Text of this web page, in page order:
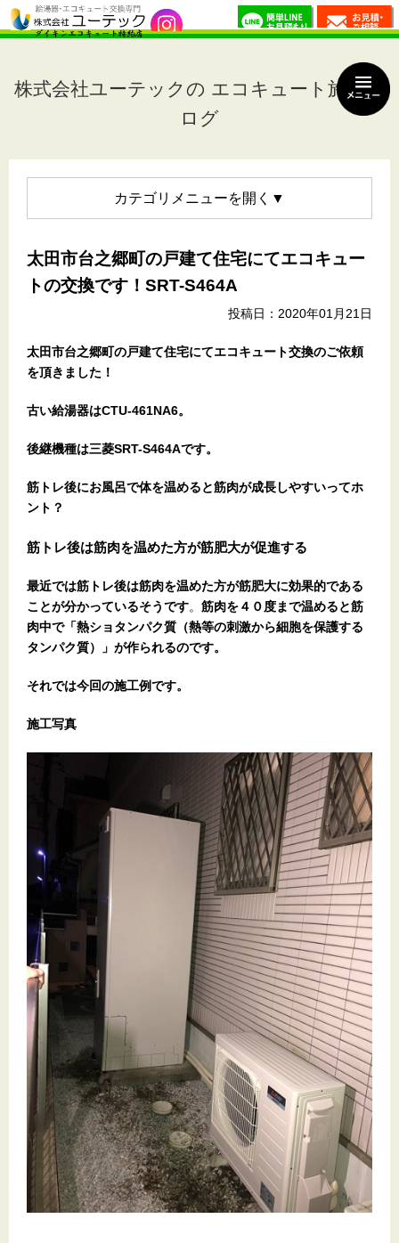
株式会社ユーテックの エコキュート施工ブ
ログ
カテゴリメニュー
太田市台之郷町の戸建て住宅にてエコキュー
トの交換です！SRT-S464A
投稿日：2020年01月21日
太田市台之郷町の戸建て住宅にてエコキュート交換のご依頼
を頂きました！
古い給湯器はCTU-461NA6。
後継機種は三菱SRT-S464Aです。
筋トレ後にお風呂で体を温めると筋肉が成長しやすいってホ
ント？
筋トレ後は筋肉を温めた方が筋肥大が促進する
最近では筋トレ後は筋肉を温めた方が筋肥大に効果的である
ことが分かっているそうです。 筋肉を４０度まで温めると筋
肉中で「熱ショタンパク質（熱等の刺激から細胞を保護する
タンパク質）」が作られるのです。
それでは今回の施工例です。
施工写真